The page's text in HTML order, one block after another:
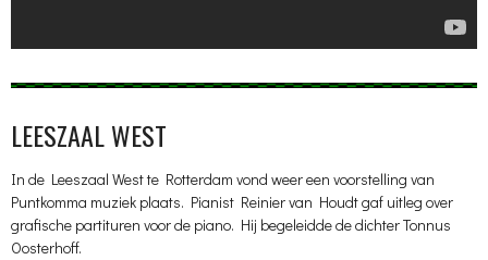
LEESZAAL WEST
In de Leeszaal West te Rotterdam vond weer een voorstelling van
Puntkomma muziek plaats. Pianist Reinier van Houdt gaf uitleg over
grafische partituren voor de piano. Hij begeleidde de dichter Tonnus
Oosterhoff.